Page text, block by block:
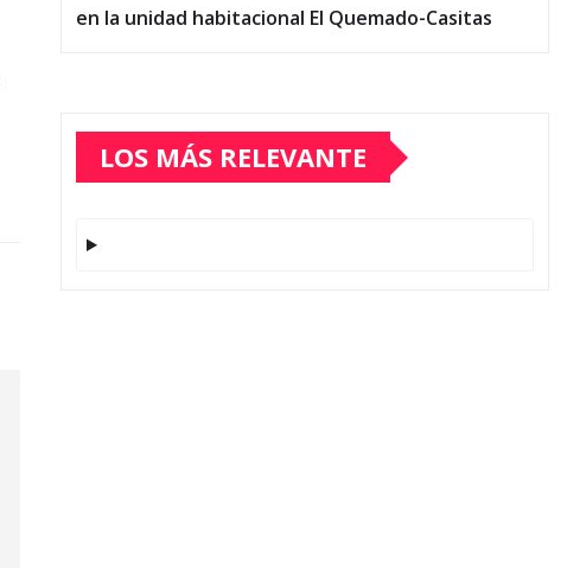
en la unidad habitacional El Quemado-Casitas
LOS MÁS RELEVANTE